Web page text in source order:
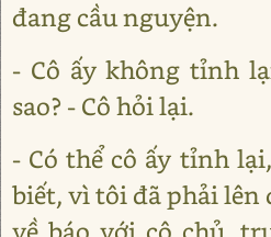
đang cầu nguyện.
- Cô ấy không tỉnh
sao? - Cô hỏi lại.
- Có thể cô ấy tỉnh
biết, vì tôi đã phải lên